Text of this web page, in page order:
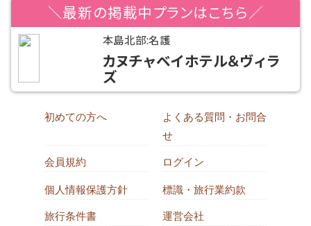
＼最新の掲載中プランはこちら／
本島北部:名護
カヌチャベイホテル＆ヴィラ
ズ
初めての方へ
よくある質問・お問合
せ
会員規約 ログイン
個人情報保護方針 標識・旅行業約款
旅行条件書 運営会社